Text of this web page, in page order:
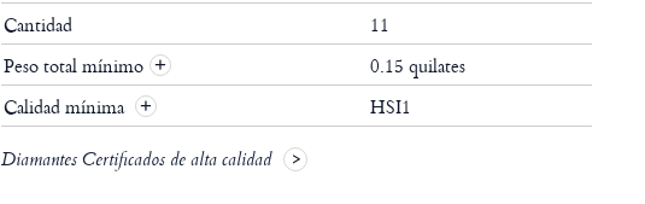
Cantidad
11
Peso total mínimo +
0.15 quilates
Calidad mínima + HSI1
Diamantes Certificados de alta calidad